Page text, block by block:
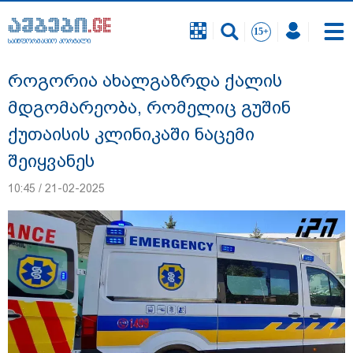
საინფორმაციო პორტალი
რა შემთხვევაში გათავისუფლდება
მოსწავლე სასკოლო ფორმის ტარებისგან
- განათლების მინისტრის განმარტება
საინფორმაციო პორტალი
როგორია ახალგაზრდა ქალის
მდგომარეობა, რომელიც გუშინ
ქუთაისის კლინიკაში ნაცემი
შეიყვანეს
10:45 / 21-02-2025